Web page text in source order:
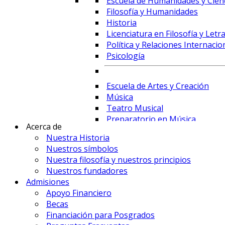
Filosofía y Humanidades
Historia
Licenciatura en Filosofía y
Política y Relaciones
Psicología
Escuela de Artes y Creación
Música
Teatro Musical
Preparatorio en Música
Prime Business School
Administración de Empresas y
Contaduría
Finanzas, Fintech y Comercio
Acerca de
Nuestra Historia
Nuestros símbolos
Nuestra filosofía y nuestros principios
Nuestros fundadores
Admisiones
Apoyo Financiero
Becas
Financiación para Posgrados